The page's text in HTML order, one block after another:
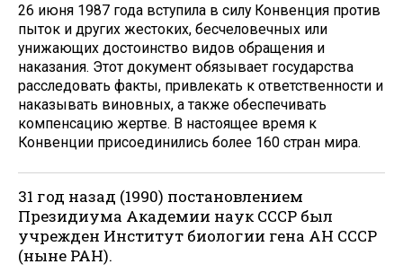
26 июня 1987 года вступила в силу Конвенция против
пыток и других жестоких, бесчеловечных или
унижающих достоинство видов обращения и
наказания. Этот документ обязывает государства
расследовать факты, привлекать к ответственности и
наказывать виновных, а также обеспечивать
компенсацию жертве. В настоящее время к
Конвенции присоединились более 160 стран мира.
31 год назад (1990) постановлением
Президиума Академии наук СССР был
учрежден Институт биологии гена АН СССР
(ныне РАН).